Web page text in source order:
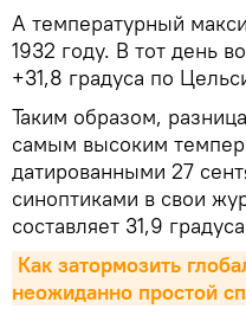
А температурный
1932 году. В тот день
+31,8 градуса по
Таким образом,
самым высоким
датированными 27
синоптиками в свои
составляет 31,9
Как затормозить
неожиданно простой